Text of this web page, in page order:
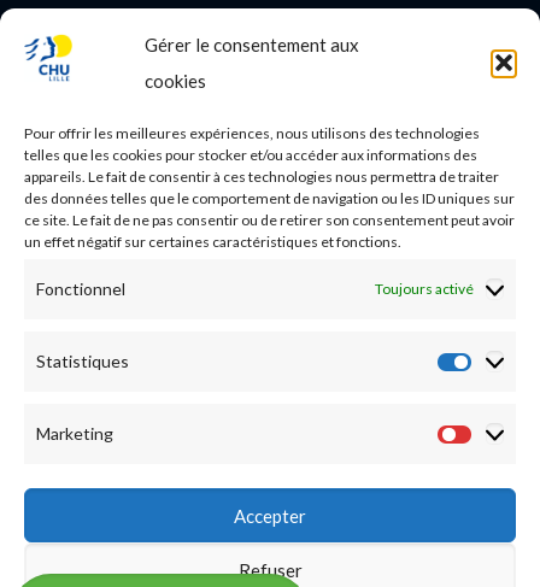
Gérer le consentement aux
cookies
Pour offrir les meilleures expériences, nous utilisons des technologies
telles que les cookies pour stocker et/ou accéder aux informations des
appareils. Le fait de consentir à ces technologies nous permettra de traiter
des données telles que le comportement de navigation ou les ID uniques sur
ce site. Le fait de ne pas consentir ou de retirer son consentement peut avoir
un effet négatif sur certaines caractéristiques et fonctions.
Fonctionnel Toujours activé
Statistiques
Marketing
Accepter
Refuser
PROFESSIONNEL DE SANTE
Nos essais cliniques
Ecoles paramédicales